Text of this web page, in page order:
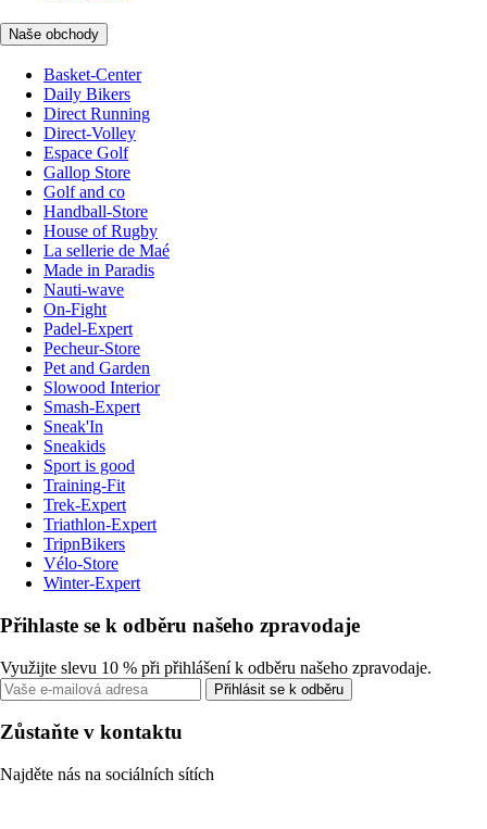
Naše obchody
Basket-Center
Daily Bikers
Direct Running
Direct-Volley
Espace Golf
Gallop Store
Golf and co
Handball-Store
House of Rugby
La sellerie de Maé
Made in Paradis
Nauti-wave
On-Fight
Padel-Expert
Pecheur-Store
Pet and Garden
Slowood Interior
Smash-Expert
Sneak'In
Sneakids
Sport is good
Training-Fit
Trek-Expert
Triathlon-Expert
TripnBikers
Vélo-Store
Winter-Expert
Přihlaste se k odběru našeho zpravodaje
Využijte slevu 10 % při přihlášení k odběru našeho zpravodaje.
Přihlásit se k odběru
Zůstaňte v kontaktu
Najděte nás na sociálních sítích